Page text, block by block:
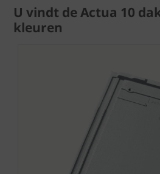
U vindt de Actua 10
kleuren